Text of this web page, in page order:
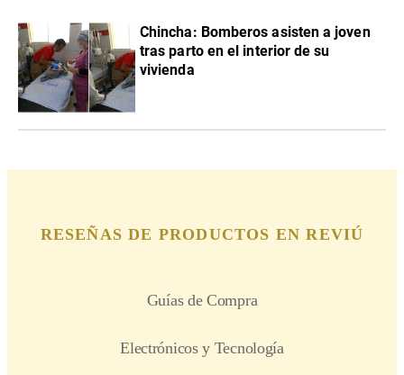
Chincha: Bomberos asisten a joven
tras parto en el interior de su
vivienda